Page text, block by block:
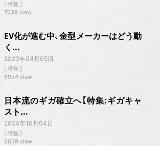
特集
7038 view
EV化が進む中、金型メーカーはどう動
く...
2023年04月05日
特集
6954 view
日本流のギガ確立へ【特集:ギガキャ
スト...
2024年10月04日
特集
6839 view